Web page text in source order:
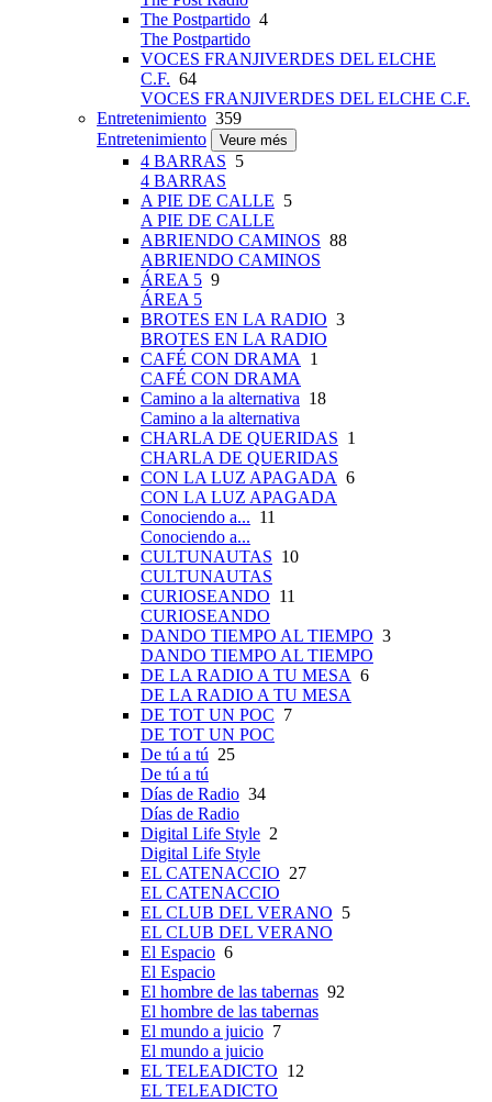
The Postpartido 4
The Postpartido
VOCES FRANJIVERDES DEL ELCHE
C.F. 64
VOCES FRANJIVERDES DEL ELCHE C.F.
Entretenimiento 359
Entretenimiento
Veure més
4 BARRAS 5
4 BARRAS
A PIE DE CALLE 5
A PIE DE CALLE
ABRIENDO CAMINOS 88
ABRIENDO CAMINOS
ÁREA 5 9
ÁREA 5
BROTES EN LA RADIO 3
BROTES EN LA RADIO
CAFÉ CON DRAMA 1
CAFÉ CON DRAMA
Camino a la alternativa 18
Camino a la alternativa
CHARLA DE QUERIDAS 1
CHARLA DE QUERIDAS
CON LA LUZ APAGADA 6
CON LA LUZ APAGADA
Conociendo a... 11
Conociendo a...
CULTUNAUTAS 10
CULTUNAUTAS
CURIOSEANDO 11
CURIOSEANDO
DANDO TIEMPO AL TIEMPO 3
DANDO TIEMPO AL TIEMPO
DE LA RADIO A TU MESA 6
DE LA RADIO A TU MESA
DE TOT UN POC 7
DE TOT UN POC
De tú a tú 25
De tú a tú
Días de Radio 34
Días de Radio
Digital Life Style 2
Digital Life Style
EL CATENACCIO 27
EL CATENACCIO
EL CLUB DEL VERANO 5
EL CLUB DEL VERANO
El Espacio 6
El Espacio
El hombre de las tabernas 92
El hombre de las tabernas
El mundo a juicio 7
El mundo a juicio
EL TELEADICTO 12
EL TELEADICTO